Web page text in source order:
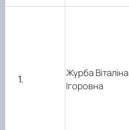
Журба Віталіна
Ігоровна